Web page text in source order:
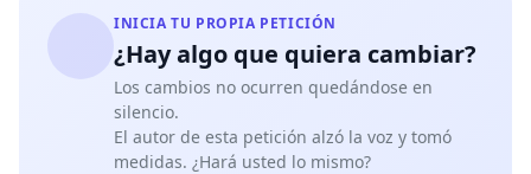
INICIA TU PROPIA PETICIÓN
¿Hay algo que quiera cambiar?
Los cambios no ocurren quedándose en
silencio.
El autor de esta petición alzó la voz y tomó
medidas. ¿Hará usted lo mismo?